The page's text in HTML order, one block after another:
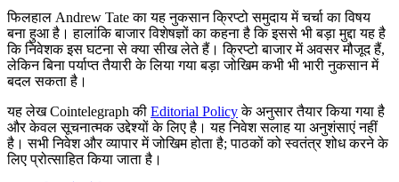
फिलहाल Andrew Tate का यह नुकसान क्रिप्टो समुदाय में चर्चा का विषय
बना हुआ है। हालांकि बाजार विशेषज्ञों का कहना है कि इससे भी बड़ा मुद्दा यह है
कि निवेशक इस घटना से क्या सीख लेते हैं। क्रिप्टो बाजार में अवसर मौजूद हैं,
लेकिन बिना पर्याप्त तैयारी के लिया गया बड़ा जोखिम कभी भी भारी नुकसान में
बदल सकता है।
यह लेख Cointelegraph की Editorial Policyके अनुसार तैयार किया गया है
और केवल सूचनात्मक उद्देश्यों के लिए है। यह निवेश सलाह या अनुशंसाएं नहीं
है। सभी निवेश और व्यापार में जोखिम होता है; पाठकों को स्वतंत्र शोध करने के
लिए प्रोत्साहित किया जाता है।